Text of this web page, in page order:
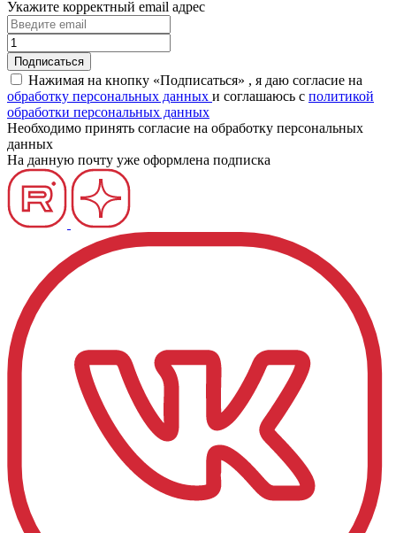
Укажите корректный email адрес
Нажимая на кнопку «Подписаться» , я даю согласие на
обработку персональных данных и соглашаюсь c политикой
обработки персональных данных
Необходимо принять согласие на обработку персональных
данных
На данную почту уже оформлена подписка